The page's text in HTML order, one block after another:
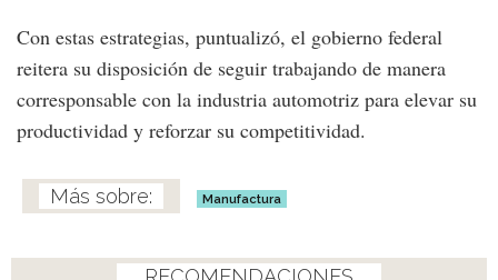
Con estas estrategias, puntualizó, el gobierno federal
reitera su disposición de seguir trabajando de manera
corresponsable con la industria automotriz para elevar su
productividad y reforzar su competitividad.
Manufactura